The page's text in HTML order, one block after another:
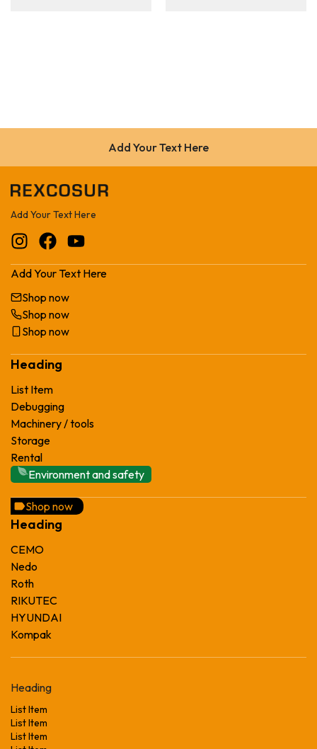
Add Your Text Here
Add Your Text Here
Add Your Text Here
Shop now
Shop now
Shop now
Heading
List Item
Debugging
Machinery / tools
Storage
Rental
Environment and safety
Shop now
Heading
CEMO
Nedo
Roth
RIKUTEC
HYUNDAI
Kompak
Heading
List Item
List Item
List Item